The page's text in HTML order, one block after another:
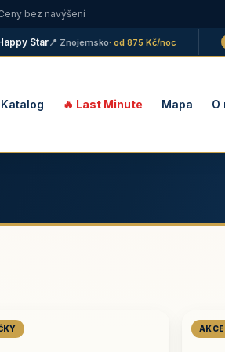
bez navýšení
Star📍 Znojemsko· od 875 Kč/noc ★
Katalog 🔥 Last Minute Mapa O